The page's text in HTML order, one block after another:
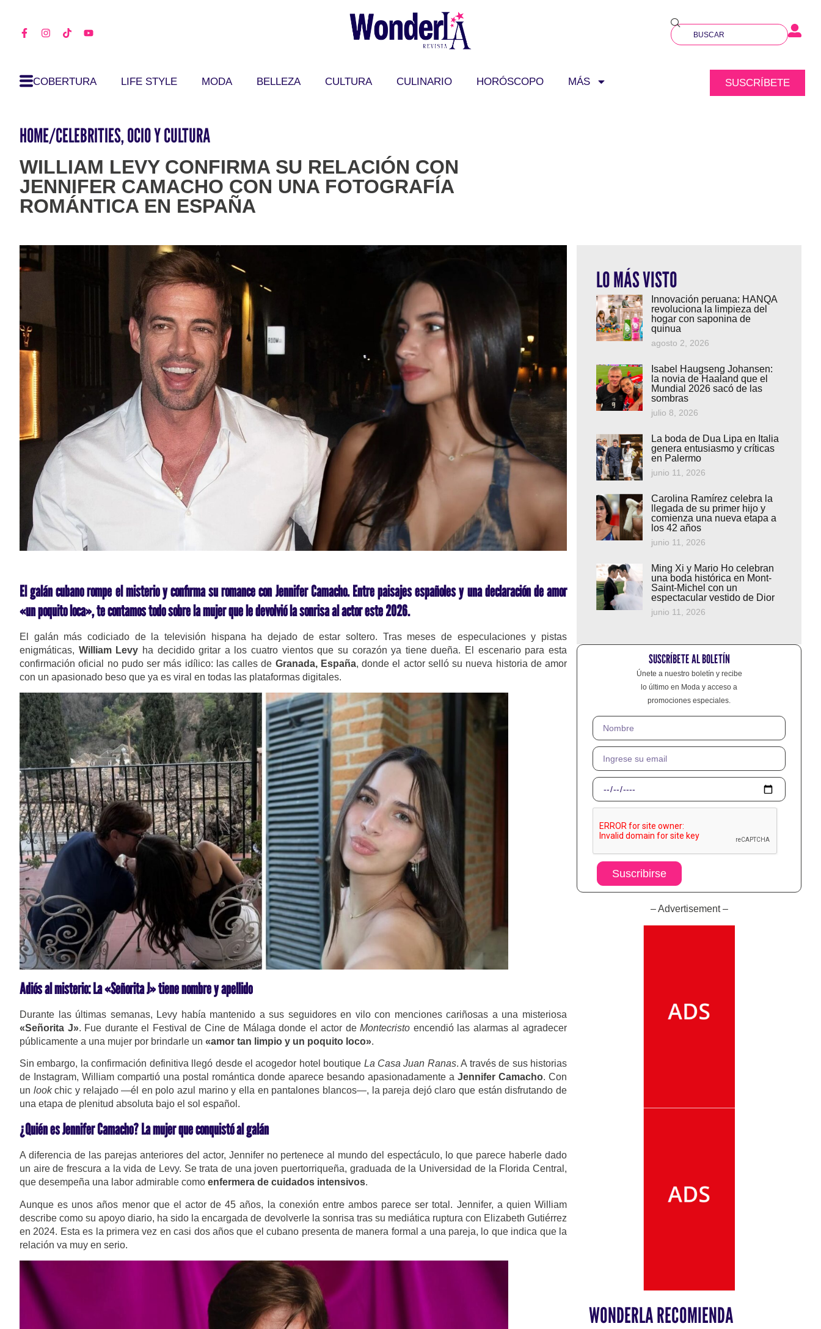
COBERTURA LIFE STYLE MODA BELLEZA CULTURA CULINARIO HORÓSCOPO MÁS SUSCRÍBETE
HOME/CELEBRITIES,OCIO Y CULTURA
WILLIAM LEVY CONFIRMA SU RELACIÓN CON
JENNIFER CAMACHO CON UNA FOTOGRAFÍA
ROMÁNTICA EN ESPAÑA
El galán cubano rompe el misterio y confirma su romance con Jennifer Camacho. Entre paisajes españoles y una declaración de amor
«un poquito loca», te contamos todo sobre la mujer que le devolvió la sonrisa al actor este 2026.
El galán más codiciado de la televisión hispana ha dejado de estar soltero. Tras meses de especulaciones y pistas
enigmáticas, William Levy ha decidido gritar a los cuatro vientos que su corazón ya tiene dueña. El escenario para esta
confirmación oficial no pudo ser más idílico: las calles de Granada, España, donde el actor selló su nueva historia de amor
con un apasionado beso que ya es viral en todas las plataformas digitales.
Adiós al misterio: La «Señorita J» tiene nombre y apellido
Durante las últimas semanas, Levy había mantenido a sus seguidores en vilo con menciones cariñosas a una misteriosa
«Señorita J». Fue durante el Festival de Cine de Málaga donde el actor deMontecristo encendió las alarmas al agradecer
públicamente a una mujer por brindarle un «amor tan limpio y un poquito loco».
Sin embargo, la confirmación definitiva llegó desde el acogedor hotel boutique La Casa Juan Ranas. A través de sus historias
de Instagram, William compartió una postal romántica donde aparece besando apasionadamente a Jennifer Camacho. Con
un lookchic y relajado —él en polo azul marino y ella en pantalones blancos—, la pareja dejó claro que están disfrutando de
una etapa de plenitud absoluta bajo el sol español.
¿Quién es Jennifer Camacho? La mujer que conquistó al galán
A diferencia de las parejas anteriores del actor, Jennifer no pertenece al mundo del espectáculo, lo que parece haberle dado
un aire de frescura a la vida de Levy. Se trata de una joven puertorriqueña, graduada de la Universidad de la Florida Central,
que desempeña una labor admirable como enfermera de cuidados intensivos.
Aunque es unos años menor que el actor de 45 años, la conexión entre ambos parece ser total. Jennifer, a quien William
describe como su apoyo diario, ha sido la encargada de devolverle la sonrisa tras su mediática ruptura con Elizabeth Gutiérrez
en 2024. Esta es la primera vez en casi dos años que el cubano presenta de manera formal a una pareja, lo que indica que la
relación va muy en serio.
LO MÁS VISTO
Innovación peruana: HANQA
revoluciona la limpieza del
hogar con saponina de
quinua
agosto 2, 2026
Isabel Haugseng Johansen:
la novia de Haaland que el
Mundial 2026 sacó de las
sombras
julio 8, 2026
La boda de Dua Lipa en Italia
genera entusiasmo y críticas
en Palermo
junio 11, 2026
Carolina Ramírez celebra la
llegada de su primer hijo y
comienza una nueva etapa a
los 42 años
junio 11, 2026
Ming Xi y Mario Ho celebran
una boda histórica en Mont-
Saint-Michel con un
espectacular vestido de Dior
junio 11, 2026
SUSCRÍBETE AL BOLETÍN
Únete a nuestro boletín y recibe
lo último en Moda y acceso a
promociones especiales.
Suscribirse
– Advertisement –
WONDERLA RECOMIENDA